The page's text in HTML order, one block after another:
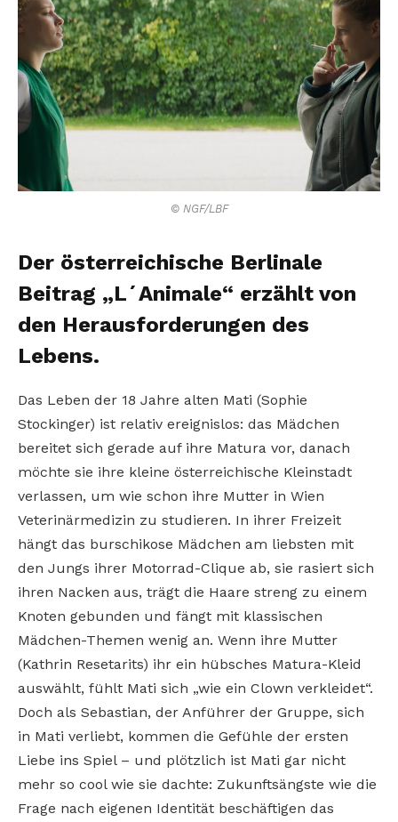
© NGF/LBF
Der österreichische Berlinale
Beitrag „L´Animale“ erzählt von
den Herausforderungen des
Lebens.
Das Leben der 18 Jahre alten Mati (Sophie
Stockinger) ist relativ ereignislos: das Mädchen
bereitet sich gerade auf ihre Matura vor, danach
möchte sie ihre kleine österreichische Kleinstadt
verlassen, um wie schon ihre Mutter in Wien
Veterinärmedizin zu studieren. In ihrer Freizeit
hängt das burschikose Mädchen am liebsten mit
den Jungs ihrer Motorrad-Clique ab, sie rasiert sich
ihren Nacken aus, trägt die Haare streng zu einem
Knoten gebunden und fängt mit klassischen
Mädchen-Themen wenig an. Wenn ihre Mutter
(Kathrin Resetarits) ihr ein hübsches Matura-Kleid
auswählt, fühlt Mati sich „wie ein Clown verkleidet“.
Doch als Sebastian, der Anführer der Gruppe, sich
in Mati verliebt, kommen die Gefühle der ersten
Liebe ins Spiel – und plötzlich ist Mati gar nicht
mehr so cool wie sie dachte: Zukunftsängste wie die
Frage nach eigenen Identität beschäftigen das